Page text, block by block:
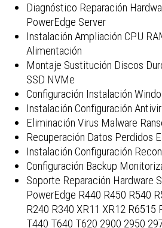
Diagnóstico Reparación
PowerEdge Server
Instalación Ampliación CPU
Alimentación
Montaje Sustitución Discos
SSD NVMe
Configuración Instalación
Instalación Configuración
Eliminación Virus Malware
Recuperación Datos Perdidos
Instalación Configuración
Configuración Backup
Soporte Reparación Hardware
PowerEdge R440 R450 R540
R240 R340 XR11 XR12 R6515
T440 T640 T620 2900 2950